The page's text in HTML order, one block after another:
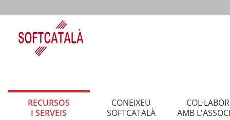
RECURSOS
I SERVEIS
CONEIXEU
SOFTCATALÀ
AMB